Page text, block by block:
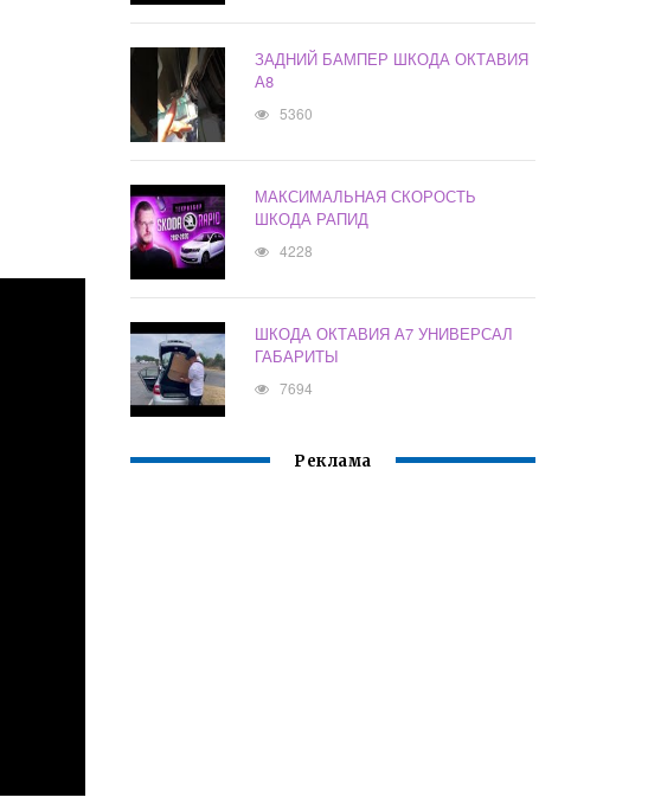
ЗАДНИЙ БАМПЕР ШКОДА ОКТАВИЯ
А8
5360
МАКСИМАЛЬНАЯ СКОРОСТЬ
ШКОДА РАПИД
4228
ШКОДА ОКТАВИЯ А7 УНИВЕРСАЛ
ГАБАРИТЫ
7694
Реклама